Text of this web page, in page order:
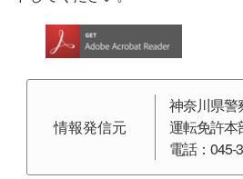
情報発信元
神奈川県
運転免許本
電話：045-